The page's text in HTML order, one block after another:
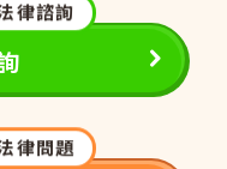
律諮詢
律問題